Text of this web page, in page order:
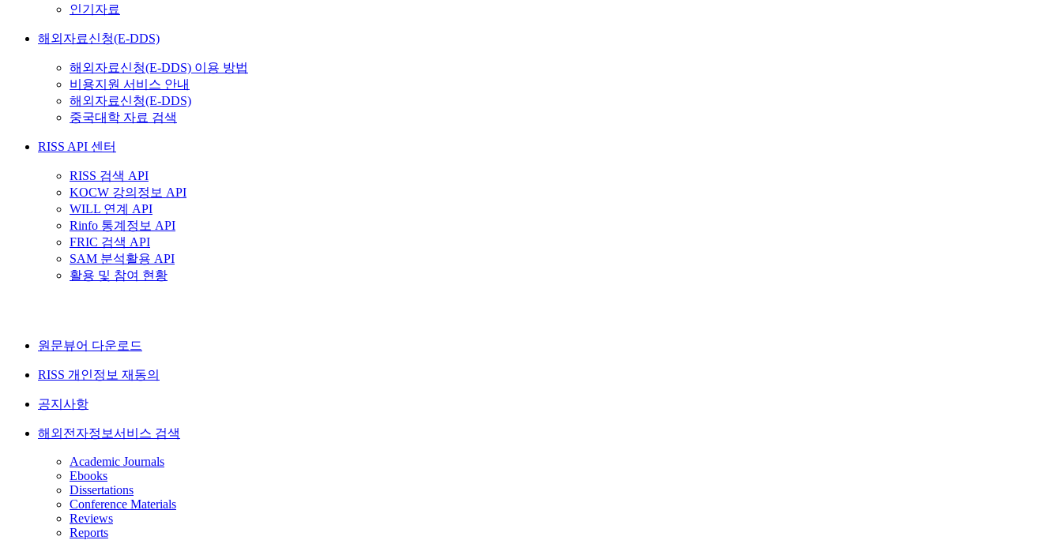
인기자료
해외자료신청(E-DDS)
해외자료신청(E-DDS) 이용 방법
비용지원 서비스 안내
해외자료신청(E-DDS)
중국대학 자료 검색
RISS API 센터
RISS 검색 API
KOCW 강의정보 API
WILL 연계 API
Rinfo 통계정보 API
FRIC 검색 API
SAM 분석활용 API
활용 및 참여 현황
원문뷰어 다운로드
RISS 개인정보 재동의
공지사항
해외전자정보서비스 검색
Academic Journals
Ebooks
Dissertations
Conference Materials
Reviews
Reports